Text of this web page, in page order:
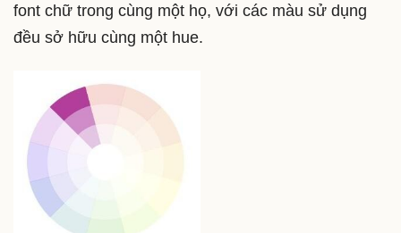
font chữ trong cùng một họ, với các màu sử dụng
đều sở hữu cùng một hue.